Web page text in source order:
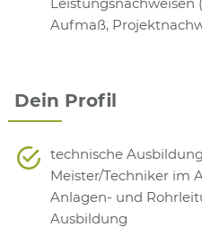
Leistungsnachweisen
Aufmaß,
Dein Profil
technische
Meister/Techniker im
Anlagen- und
Ausbildung